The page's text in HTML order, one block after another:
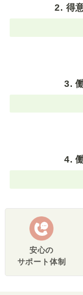
2. 得
3.
4.
安心の
サポート体制